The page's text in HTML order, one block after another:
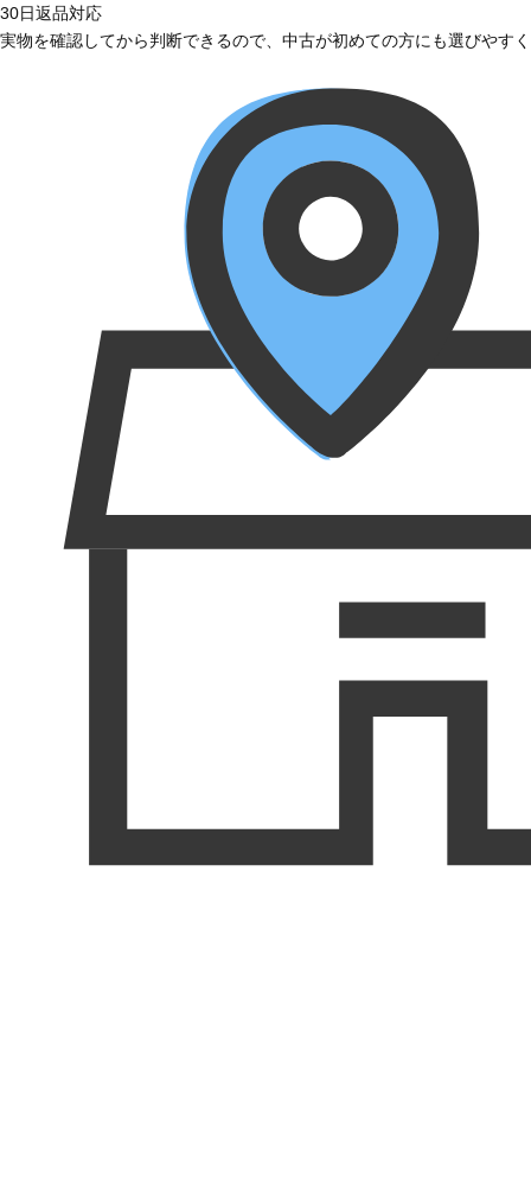
30日返品対応
実物を確認してから判断できるので、中古が初めての方にも選びやす